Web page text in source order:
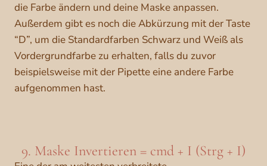
die Farbe ändern und deine Maske anpassen.
Außerdem gibt es noch die Abkürzung mit der Taste
“D”, um die Standardfarben Schwarz und Weiß als
Vordergrundfarbe zu erhalten, falls du zuvor
beispielsweise mit der Pipette eine andere Farbe
aufgenommen hast.
9. Maske Invertieren = cmd + I (Strg + I)